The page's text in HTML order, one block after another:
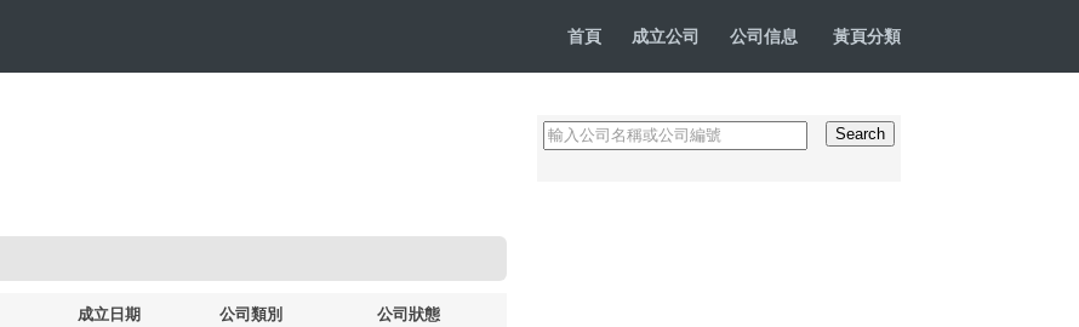
首頁 成立公司 公司信息 黃頁分類
成立日期 公司類別 公司狀態